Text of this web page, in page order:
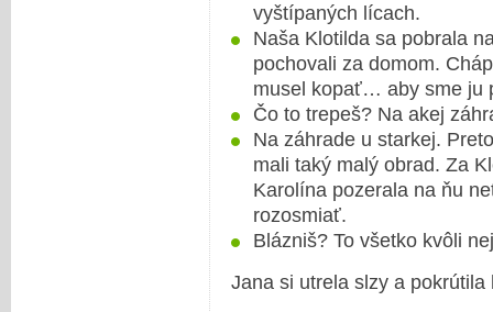
vyštípaných lícach.
Naša Klotilda sa pobrala
pochovali za domom.
musel kopať… aby sme ju
Čo to trepeš? Na akej
Na záhrade u starkej.
mali taký malý obrad. Za
Karolína pozerala na ňu
rozosmiať.
Blázniš? To všetko kvôli
Jana si utrela slzy a pokrútila